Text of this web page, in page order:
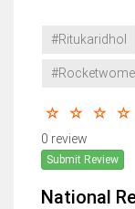
#Ritukaridhol
0 review
Submit Review
National